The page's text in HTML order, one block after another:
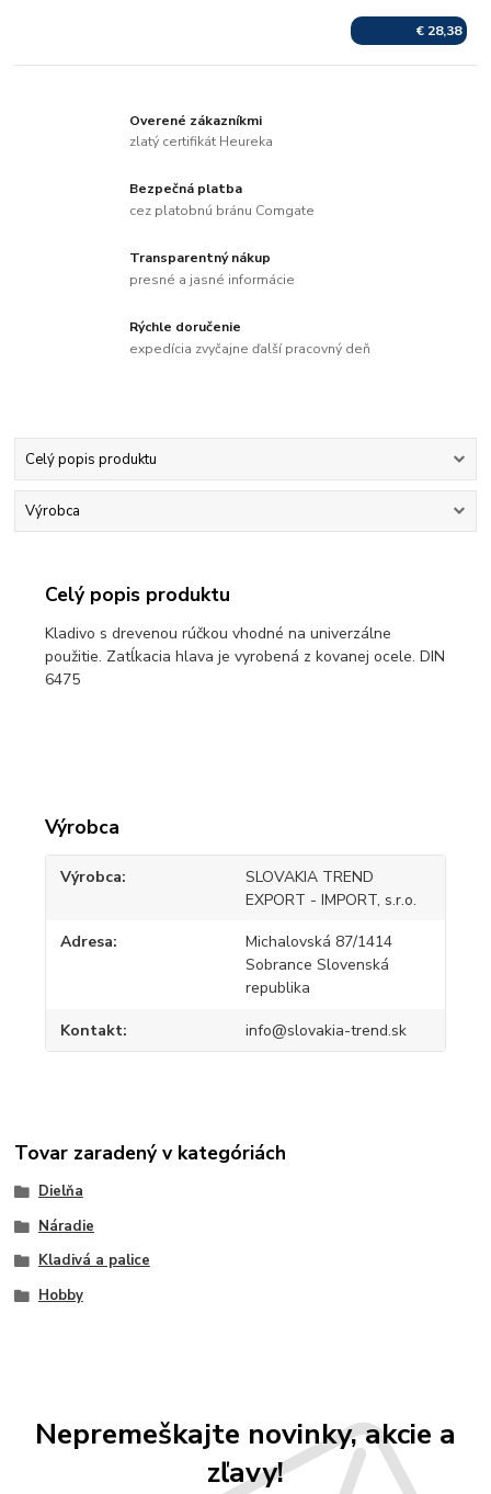
€ 28,38
Overené zákazníkmi
zlatý certifikát Heureka
Bezpečná platba
cez platobnú bránu Comgate
Transparentný nákup
presné a jasné informácie
Rýchle doručenie
expedícia zvyčajne ďalší pracovný deň
Celý popis produktu
Výrobca
Celý popis produktu
Kladivo s drevenou rúčkou vhodné na univerzálne
použitie. Zatĺkacia hlava je vyrobená z kovanej ocele. DIN
6475
Výrobca
Výrobca
SLOVAKIA TREND
EXPORT - IMPORT, s.r.o.
Adresa
Michalovská 87/1414
Sobrance Slovenská
republika
Kontakt info@slovakia-trend.sk
Tovar zaradený v kategóriách
Dielňa
Náradie
Kladivá a palice
Hobby
Nepremeškajte novinky, akcie a
zľavy!